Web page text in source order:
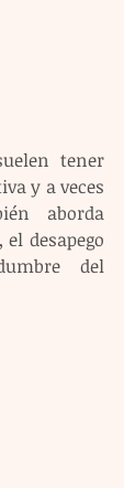
tener
y a veces
aborda
desapego
del